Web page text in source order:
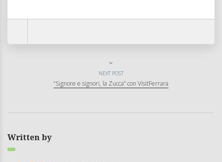
NEXT POST
“Signore e signori, la Zucca” con VisitFerrara
Written by